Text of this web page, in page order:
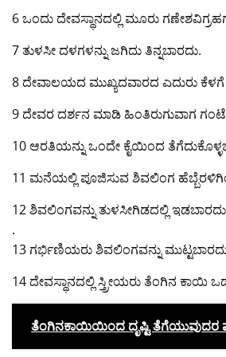
6 ಒಂದು ದೇವಸ್ಥಾನದಲ್ಲಿ ಮೂರು
7 ತುಳಸೀ ದಳಗಳನ್ನು ಜಗಿದು ತಿನ್ನಬಾರದು.
8 ದೇವಾಲಯದ ಮುಖ್ಯದವಾರದ ಎದುರು ಕೆಳಗೆ
9 ದೇವರ ದರ್ಶನ ಮಾಡಿ ಹಿಂತಿರುಗುವಾಗ
10 ಆರತಿಯನ್ನು ಒಂದೇ ಕೈಯಿಂದ
11 ಮನೆಯಲ್ಲಿ ಪೂಜಿಸುವ ಶಿವಲಿಂಗ
12 ಶಿವಲಿಂಗವನ್ನು ತುಳಸೀಗಿಡದಲ್ಲಿ ಇಡಬಾರದು
.
13 ಗರ್ಭಿಣಿಯರು ಶಿವಲಿಂಗವನ್ನು
14 ದೇವಸ್ಥಾನದಲ್ಲಿ ಸ್ತ್ರೀಯರು ತೆಂಗಿನ ಕಾಯಿ
ತೆಂಗಿನಕಾಯಿಯಿಂದ ದೃಷ್ಟಿ ತೆಗೆಯುವುದರ